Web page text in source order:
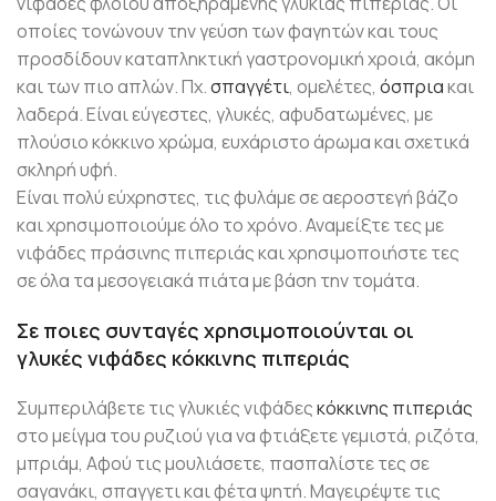
οποίες τονώνουν την γεύση των φαγητών και τους
προσδίδουν καταπληκτική γαστρονομική χροιά, ακόμη
και των πιο απλών. Πχ.σπαγγέτι, ομελέτες, όσπριακαι
λαδερά. Είναι εύγεστες, γλυκές, αφυδατωμένες, με
πλούσιο κόκκινο χρώμα, ευχάριστο άρωμα και σχετικά
σκληρή υφή.
Είναι πολύ εύχρηστες, τις φυλάμε σε αεροστεγή βάζο
και χρησιμοποιούμε όλο το χρόνο. Αναμείξτε τες με
νιφάδες πράσινης πιπεριάς και χρησιμοποιήστε τες
σε όλα τα μεσογειακά πιάτα με βάση την τομάτα.
Σε ποιες συνταγές χρησιμοποιούνται οι
γλυκές νιφάδες κόκκινης πιπεριάς
Συμπεριλάβετε τις γλυκιές νιφάδεςκόκκινης πιπεριάς
στο μείγμα του ρυζιού για να φτιάξετε γεμιστά, ριζότα,
μπριάμ, Αφού τις μουλιάσετε, πασπαλίστε τες σε
σαγανάκι, σπαγγετι και φέτα ψητή. Μαγειρέψτε τις